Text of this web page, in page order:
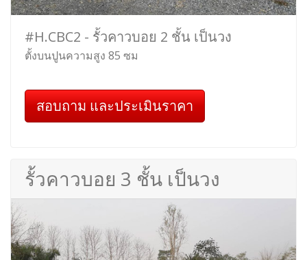
#H.CBC2 - รั้วคาวบอย 2 ชั้น เป็นวง
ตั้งบนปูนความสูง 85 ซม
สอบถาม และประเมินราคา
รั้วคาวบอย 3 ชั้น เป็นวง